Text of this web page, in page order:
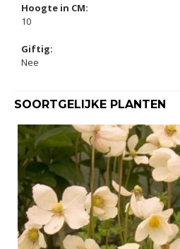
Hoogte in CM:
10
Giftig:
Nee
SOORTGELIJKE PLANTEN